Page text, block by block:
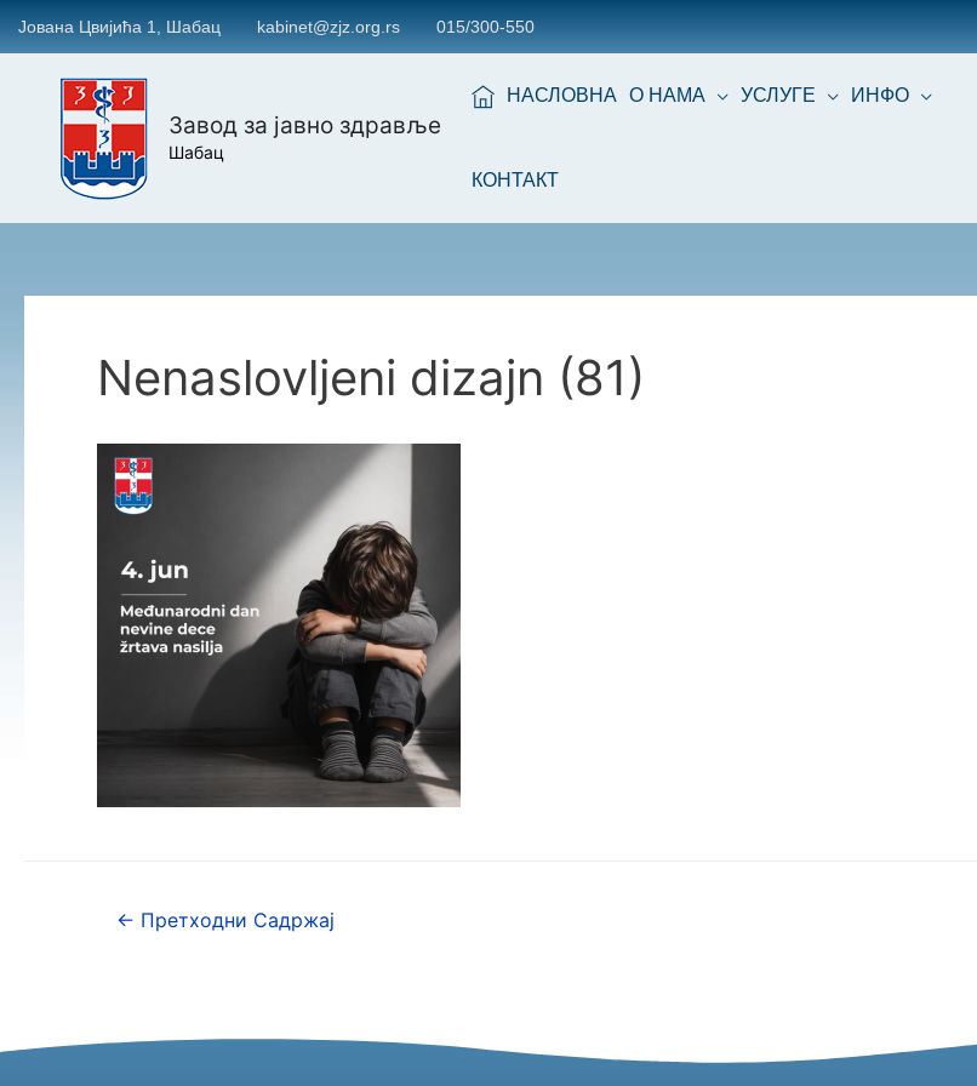
Јована Цвијића 1, Шабац kabinet@zjz.org.rs 015/300-550
Завод за јавно здравље
Шабац
НАСЛОВНА О НАМА УСЛУГЕ ИНФО
КОНТАКТ
Nenaslovljeni dizajn (81)
← Претходни Садржај